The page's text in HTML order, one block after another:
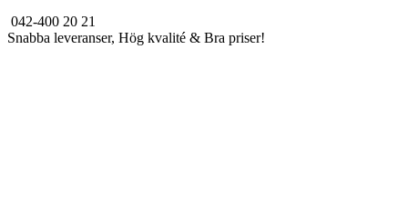
042-400 20 21
Snabba leveranser, Hög kvalité & Bra priser!